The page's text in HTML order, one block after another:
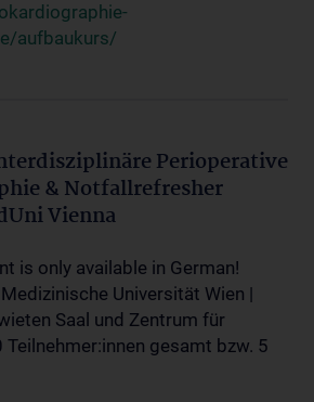
aufbaukurs/
Perioperative
& Notfallrefresher
Vienna
is only available in German!
Universität Wien |
Saal und Zentrum für
gesamt bzw. 5